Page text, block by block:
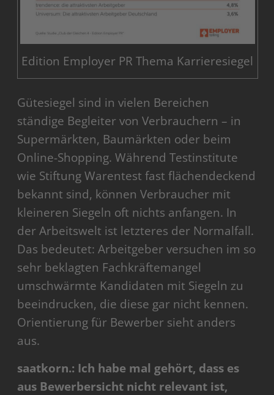
Edition Employer PR Thema Karrieresiegel
Gütesiegel sind in vielen Bereichen
ständige Begleiter von Verbrauchern – in
Supermärkten, Baumärkten oder beim
Online-Shopping. Während Testinstitute
wie Stiftung Warentest fast flächendeckend
bekannt sind, können Verbraucher mit
kleineren Siegeln oft nichts anfangen. In
der Arbeitswelt ist letzteres der Normalfall.
Das bedeutet: Arbeitgeber versuchen im so
sehr beklagten Fachkräftemangel
umschwärmte Kandidaten mit Siegeln zu
beeindrucken, die diese gar nicht kennen.
Orientierung für Bewerber sieht anders
aus.
saatkorn.: Ich habe mal gehört, dass es
aus Bewerbersicht nicht relevant ist,